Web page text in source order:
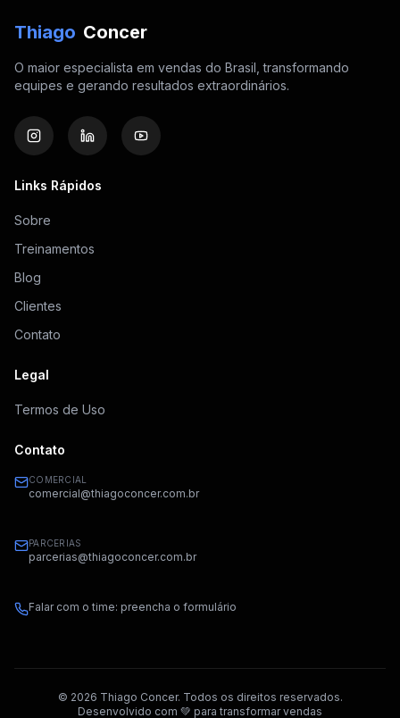
Thiago Concer
O maior especialista em vendas do Brasil, transformando
equipes e gerando resultados extraordinários.
Links Rápidos
Sobre
Treinamentos
Blog
Clientes
Contato
Legal
Termos de Uso
Contato
COMERCIAL
comercial@thiagoconcer.com.br
PARCERIAS
parcerias@thiagoconcer.com.br
Falar com o time: preencha o formulário
© 2026 Thiago Concer. Todos os direitos reservados.
Desenvolvido com 💚 para transformar vendas